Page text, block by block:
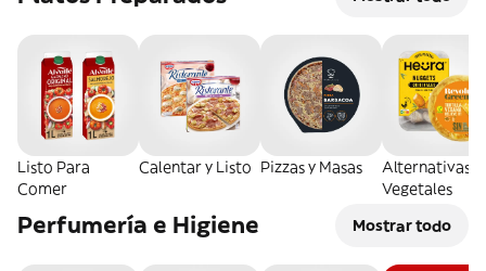
Listo Para
Comer
Calentar y Listo Pizzas y Masas
Alternativas
Vegetales
Perfumería e Higiene Mostrar todo